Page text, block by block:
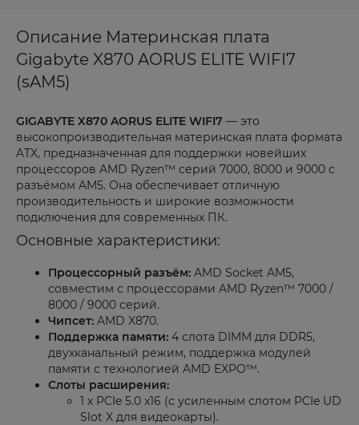
Описание Материнская плата
Gigabyte X870 AORUS ELITE WIFI7
(sAM5)
GIGABYTE X870 AORUS ELITE WIFI7 — это
высокопроизводительная материнская плата формата
ATX, предназначенная для поддержки новейших
процессоров AMD Ryzen™ серий 7000, 8000 и 9000 с
разъёмом AM5. Она обеспечивает отличную
производительность и широкие возможности
подключения для современных ПК.
Основные характеристики:
Процессорный разъём: AMD Socket AM5,
совместим с процессорами AMD Ryzen™ 7000 /
8000 / 9000 серий.
Чипсет: AMD X870.
Поддержка памяти: 4 слота DIMM для DDR5,
двухканальный режим, поддержка модулей
памяти с технологией AMD EXPO™.
Слоты расширения:
1 x PCIe 5.0 x16 (с усиленным слотом PCIe UD
Slot X для видеокарты).